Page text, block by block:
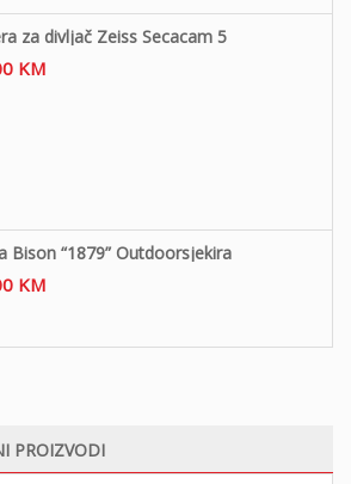
za divljač Zeiss Secacam 5
KM
Bison “1879” Outdoorsjekira
KM
PROIZVODI